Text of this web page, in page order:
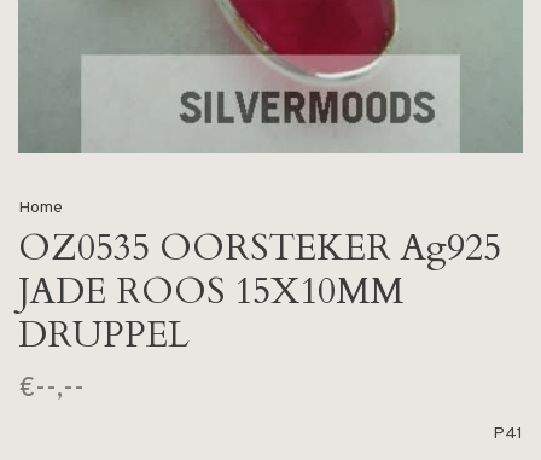
Home
OZ0535 OORSTEKER Ag925
JADE ROOS 15X10MM
DRUPPEL
€--,--
P41